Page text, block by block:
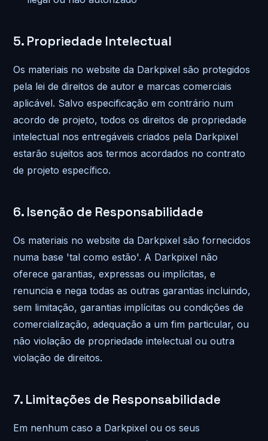
5. Propriedade Intelectual
Os materiais no website da Darkpixel são protegidos
pela lei de direitos de autor e marcas comerciais
aplicável. Salvo especificação em contrário num
acordo de projeto, todos os direitos de propriedade
intelectual nos entregáveis criados pela Darkpixel
estarão sujeitos aos termos acordados no contrato
de projeto específico.
6. Isenção de Responsabilidade
Os materiais no website da Darkpixel são fornecidos
numa base 'tal como estão'. A Darkpixel não
oferece garantias, expressas ou implícitas, e
renuncia e nega todas as outras garantias incluindo,
sem limitação, garantias implícitas ou condições de
comercialização, adequação a um fim particular, ou
não violação de propriedade intelectual ou outra
violação de direitos.
7. Limitações de Responsabilidade
Em nenhum caso a Darkpixel ou os seus